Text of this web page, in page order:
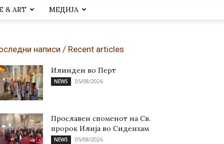
& ART МЕДИЈА
написи / Recent articles
Илинден во Перт
NEWS 05/08/2026
Прославен споменот на Св.
пророк Илија во Сиденхам
NEWS 05/08/2026